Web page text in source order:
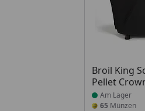
Broil King
Pellet
Produkt
Am Lager
65 Münzen